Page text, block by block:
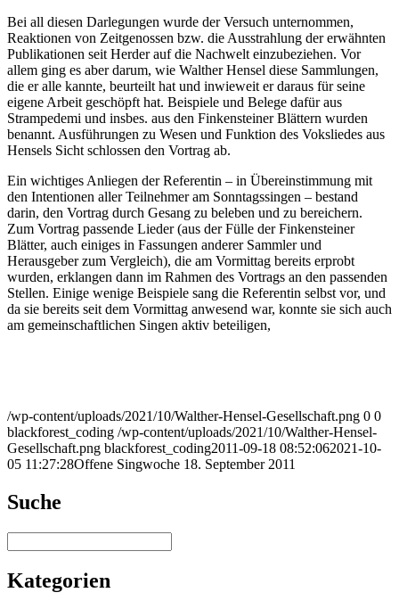
Bei all diesen Darlegungen wurde der Versuch unternommen,
Reaktionen von Zeitgenossen bzw. die Ausstrahlung der erwähnten
Publikationen seit Herder auf die Nachwelt einzubeziehen. Vor
allem ging es aber darum, wie Walther Hensel diese Sammlungen,
die er alle kannte, beurteilt hat und inwieweit er daraus für seine
eigene Arbeit geschöpft hat. Beispiele und Belege dafür aus
Strampedemi und insbes. aus den Finkensteiner Blättern wurden
benannt. Ausführungen zu Wesen und Funktion des Voksliedes aus
Hensels Sicht schlossen den Vortrag ab.
Ein wichtiges Anliegen der Referentin – in Übereinstimmung mit
den Intentionen aller Teilnehmer am Sonntagssingen – bestand
darin, den Vortrag durch Gesang zu beleben und zu bereichern.
Zum Vortrag passende Lieder (aus der Fülle der Finkensteiner
Blätter, auch einiges in Fassungen anderer Sammler und
Herausgeber zum Vergleich), die am Vormittag bereits erprobt
wurden, erklangen dann im Rahmen des Vortrags an den passenden
Stellen. Einige wenige Beispiele sang die Referentin selbst vor, und
da sie bereits seit dem Vormittag anwesend war, konnte sie sich auch
am gemeinschaftlichen Singen aktiv beteiligen,
/wp-content/uploads/2021/10/Walther-Hensel-Gesellschaft.png 0 0
blackforest_coding /wp-content/uploads/2021/10/Walther-Hensel-
Gesellschaft.png blackforest_coding2011-09-18 08:52:062021-10-
05 11:27:28Offene Singwoche 18. September 2011
Suche
Kategorien